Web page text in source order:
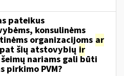
pateikus
konsulinėms
organizacijoms ar
šių atstovybių ir
nariams gali būti
pirkimo PVM?